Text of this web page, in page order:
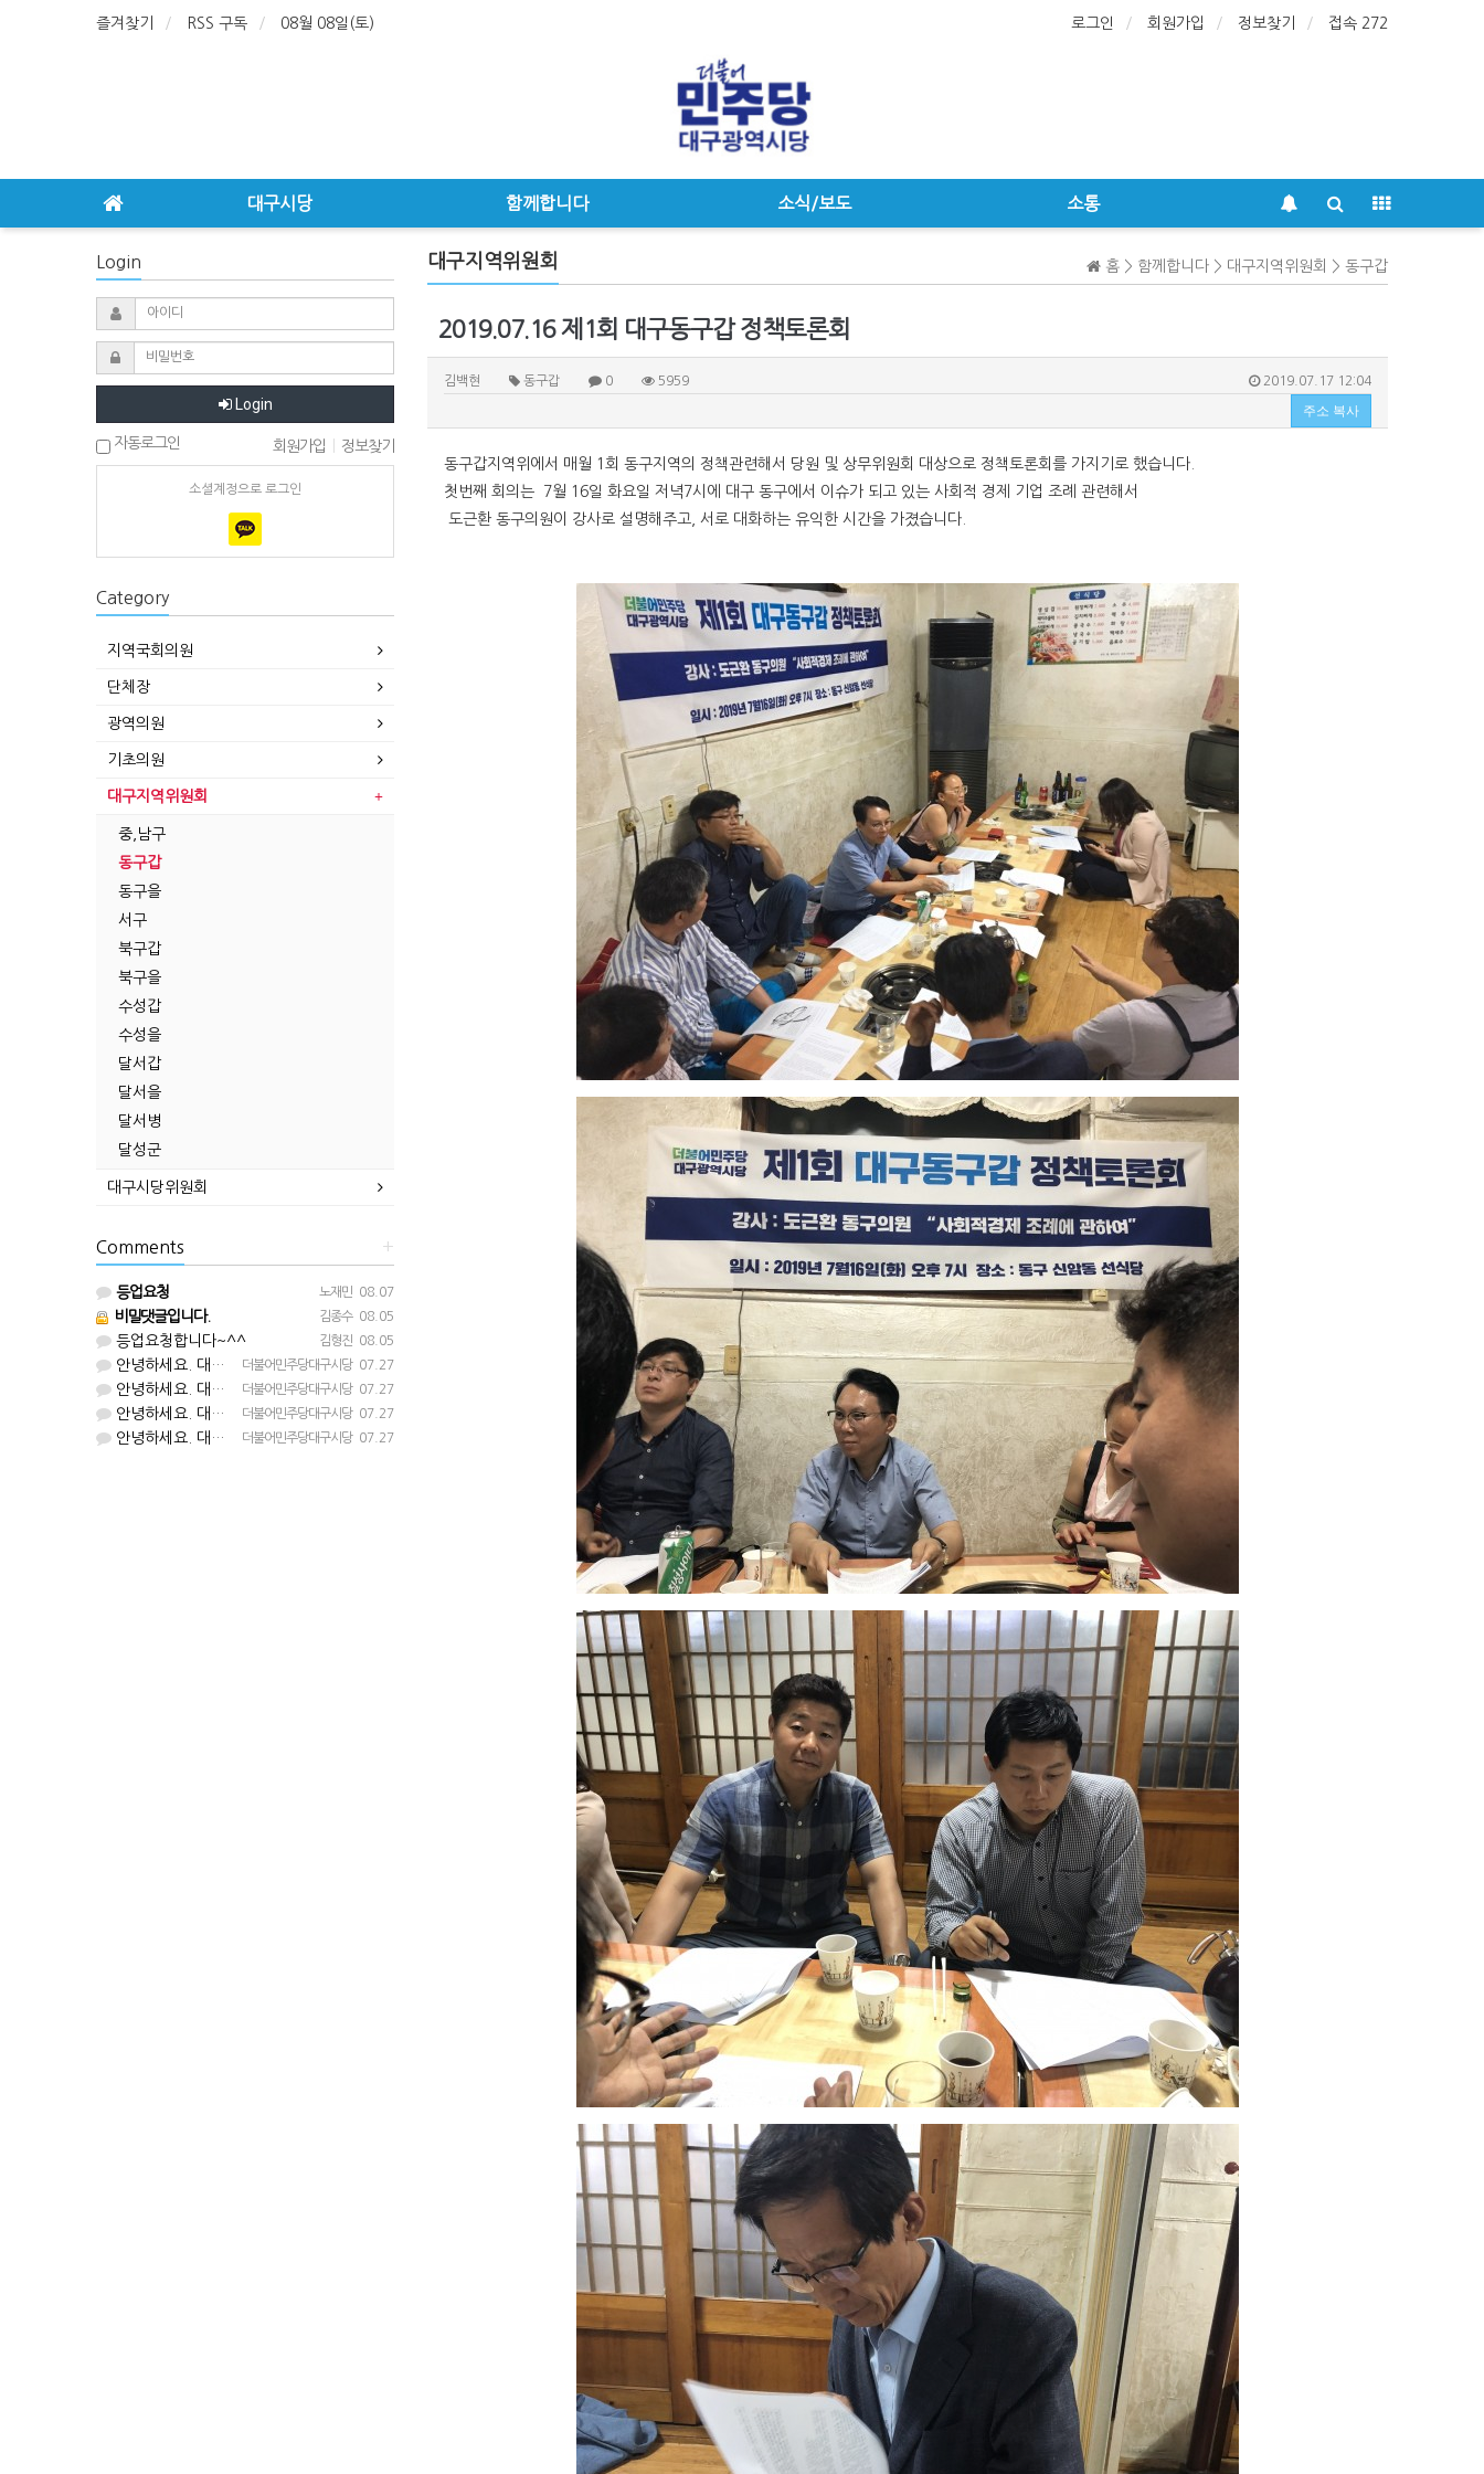
즐겨찾기 RSS 구독 08월 08일(토) 로그인 회원가입 정보찾기 접속 272
대구시당 함께합니다 소식/보도 소통
홈 > 함께합니다 > 대구지역위원회 > 동구갑
대구지역위원회
2019.07.16 제1회 대구동구갑 정책토론회
김백현 동구갑 0 5959 2019.07.17 12:04
주소 복사
동구갑지역위에서 매월 1회 동구지역의 정책관련해서 당원 및 상무위원회 대상으로 정책토론회를 가지기로 했습니다.
첫번째 회의는 7월 16일 화요일 저녁7시에 대구 동구에서 이슈가 되고 있는 사회적 경제 기업 조례 관련해서
도근환 동구의원이 강사로 설명해주고, 서로 대화하는 유익한 시간을 가졌습니다.
Login
Login
자동로그인 회원가입 정보찾기
소셜계정으로 로그인
Category
지역국회의원
단체장
광역의원
기초의원
대구지역위원회
중,남구
동구갑
동구을
서구
북구갑
북구을
수성갑
수성을
달서갑
달서을
달서병
달성군
대구시당위원회
+
Comments
노재민 08.07
등업요청
김종수 08.05
비밀댓글입니다.
김형진 08.05
등업요청합니다~^^
더불어민주당대구시당 07.27
안녕하세요. 대구시당입니다. 등업 완료되었습니다^^
더불어민주당대구시당 07.27
안녕하세요. 대구시당입니다. 등업 완료되었습니다^^
더불어민주당대구시당 07.27
안녕하세요. 대구시당입니다. 등업 완료되었습니다^^
더불어민주당대구시당 07.27
안녕하세요. 대구시당입니다. 등업 완료되었습니다^^